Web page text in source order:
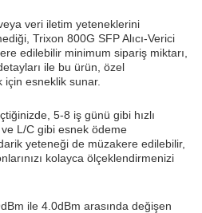
veri iletim yeteneklerini
Trixon 800G SFP Alıcı-Verici
edilebilir minimum sipariş miktarı,
ile bu ürün, özel
için esneklik sunar.
5-8 iş günü gibi hızlı
L/C gibi esnek ödeme
yeteneği de müzakere edilebilir,
kolayca ölçeklendirmenizi
ile 4.0dBm arasında değişen